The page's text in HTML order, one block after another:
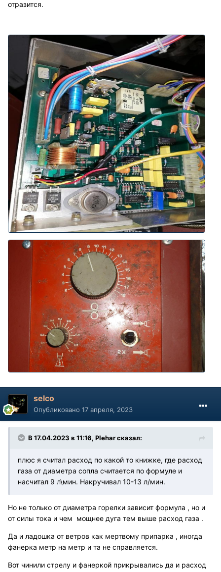
отразится.
selco
Опубликовано 17 апреля, 2023
В 17.04.2023 в 11:16, Pleharсказал:
плюс я считал расход по какой то книжке, где расход
газа от диаметра сопла считается по формуле и
насчитал 9 л\мин. Накручивал 10-13 л/мин.
Но не только от диаметра горелки зависит формула , но и
от силы тока и чем мощнее дуга тем выше расход газа .
Да и ладошка от ветров как мертвому припарка , иногда
фанерка метр на метр и та не справляется.
Вот чинили стрелу и фанеркой прикрывались да и расход